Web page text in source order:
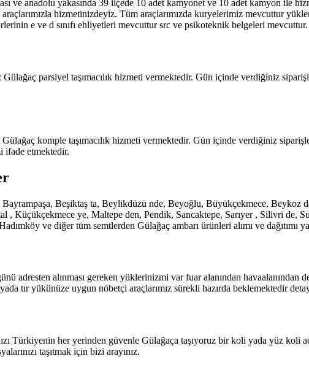
ve anadolu yakasında 39 ilçede 10 adet kamyonet ve 10 adet kamyon ile
hizmetinizdeyiz. Tüm araçlarımızda kuryelerimiz mevcuttur
e ve d sınıfı ehliyetleri mevcuttur src ve psikoteknik belgeleri mevcuttur.
Gülağaç parsiyel taşımacılık hizmeti vermektedir. Gün içinde verdiğiniz
komple taşımacılık hizmeti vermektedir. Gün içinde verdiğiniz
ifade etmektedir.
Beşiktaş ta, Beylikdüzü nde, Beyoğlu, Büyükçekmece, Beykoz
, Küçükçekmece ye, Maltepe den, Pendik, Sancaktepe, Sarıyer , Silivri de,
ve diğer tüm semtlerden Gülağaç ambarı ürünleri alımı ve dağıtımı
adresten alınması gereken yüklerinizmi var fuar alanından havaalanından
tır yükünüze uygun nöbetçi araçlarımız sürekli hazırda beklemektedir
Türkiyenin her yerinden güvenle Gülağaça taşıyoruz bir koli yada yüz koli
taşıtmak için bizi arayınız.